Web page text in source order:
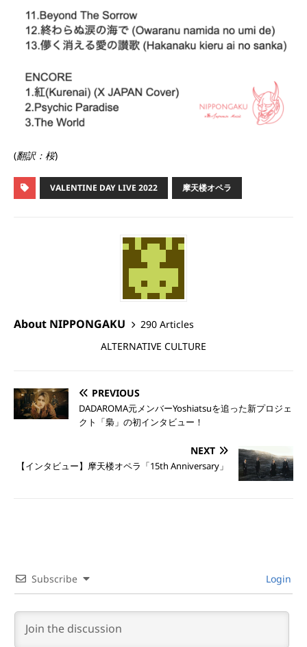
(翻訳：桜)
VALENTINE DAY LIVE 2022 摩天楼オペラ
About NIPPONGAKU
290 Articles
ALTERNATIVE CULTURE
PREVIOUS
DADAROMA元メンバーYoshiatsuを追った新プロジェ
クト「梟」の初インタビュー！
NEXT
【インタビュー】摩天楼オペラ「15th Anniversary」
Subscribe Login